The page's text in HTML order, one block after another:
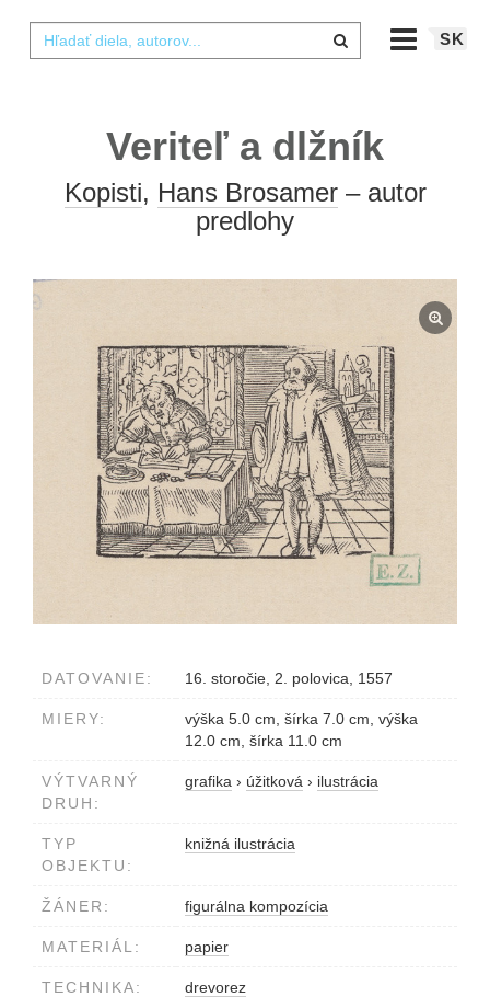
SK
Veriteľ a dlžník
Kopisti, Hans Brosamer– autor
predlohy
DATOVANIE: 16. storočie, 2. polovica, 1557
MIERY:
výška 5.0 cm, šírka 7.0 cm, výška
12.0 cm, šírka 11.0 cm
VÝTVARNÝ
DRUH:
grafika › úžitková › ilustrácia
TYP
OBJEKTU:
knižná ilustrácia
ŽÁNER: figurálna kompozícia
MATERIÁL: papier
TECHNIKA: drevorez